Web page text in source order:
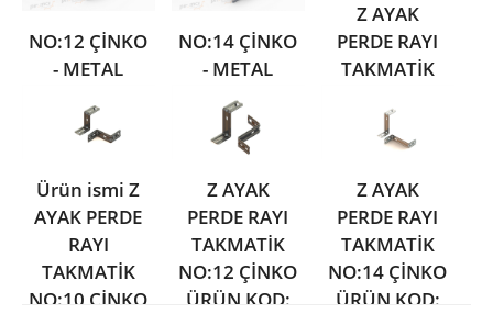
NO:12 ÇİNKO
- METAL
TAKMATİK
NO:14 ÇİNKO
- METAL
PERDE RAYI
TAKMATİK
Z AYAK
PERDE RAYI
TAKMATİK
ÜRÜN KOD:
PR09-1
Ürün ismi Z
AYAK PERDE
RAYI
TAKMATİK
NO:10 ÇİNKO
Z AYAK
PERDE RAYI
TAKMATİK
NO:12 ÇİNKO
ÜRÜN KOD:
Z AYAK
PERDE RAYI
TAKMATİK
NO:14 ÇİNKO
ÜRÜN KOD: